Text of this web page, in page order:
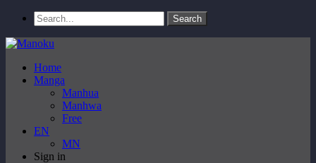
Home
Manga
Manhua
Manhwa
Free
EN
MN
Sign in